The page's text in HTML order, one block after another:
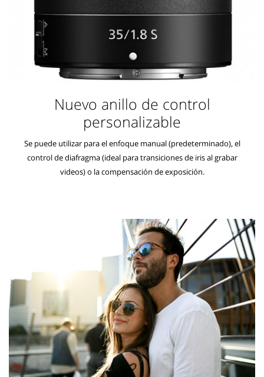
Nuevo anillo de control
personalizable
Se puede utilizar para el enfoque manual (predeterminado), el
control de diafragma (ideal para transiciones de iris al grabar
videos) o la compensación de exposición.